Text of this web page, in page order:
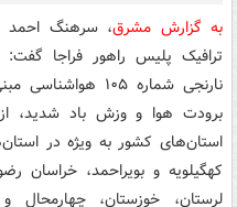
به گزارش مشرق، سرهنگ احمد
ترافیک پلیس راهور فراجا
نارنجی شماره
برودت هوا و وزش باد شدید، از
استان‌های کشور به ویژه در
کهگیلویه و بویراحمد، خراسان
لرستان، خوزستان، چهارمحال